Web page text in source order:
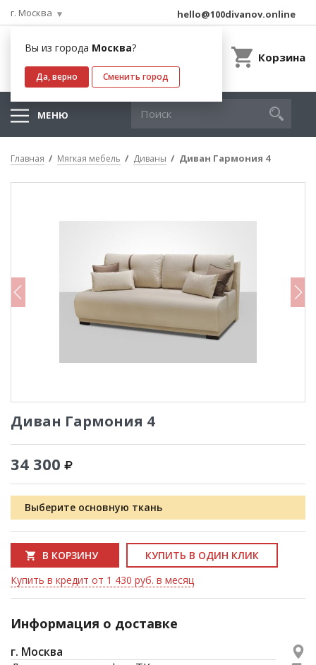
г. Москва
Вы из города Москва?
Да, верно Сменить город
hello@100divanov.online
Корзина
МЕНЮ
Главная Мягкая мебель Диваны Диван Гармония 4
Диван Гармония 4
34 300
Выберите основную ткань
В КОРЗИНУ
КУПИТЬ В ОДИН КЛИК
Купить в кредит от 1 430 руб. в месяц
Информация о доставке
г. Москва